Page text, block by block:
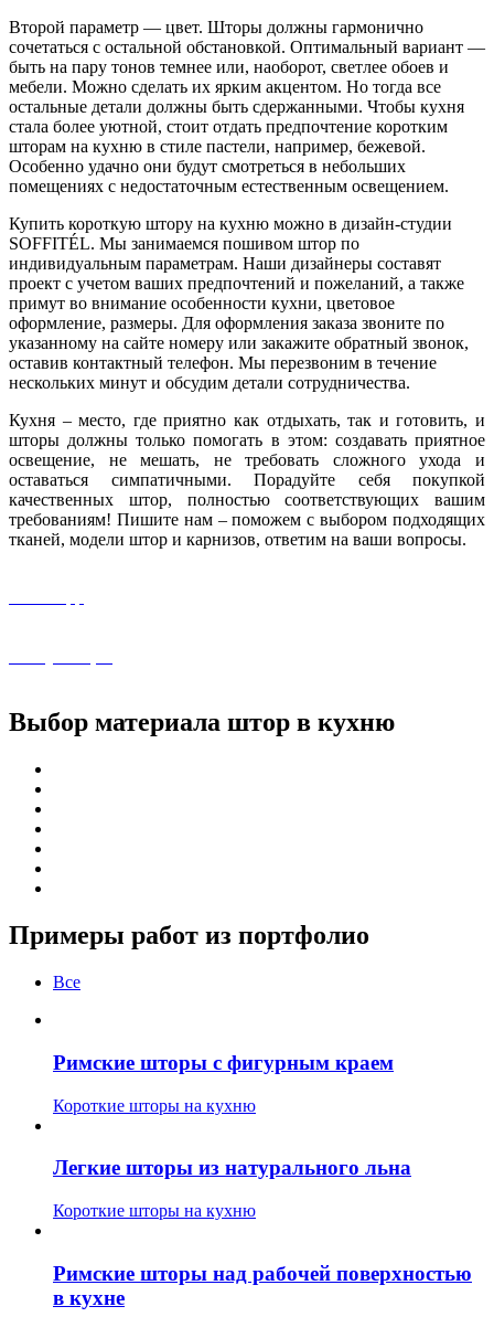
Второй параметр — цвет. Шторы должны гармонично
сочетаться с остальной обстановкой. Оптимальный вариант —
быть на пару тонов темнее или, наоборот, светлее обоев и
мебели. Можно сделать их ярким акцентом. Но тогда все
остальные детали должны быть сдержанными. Чтобы кухня
стала более уютной, стоит отдать предпочтение коротким
шторам на кухню в стиле пастели, например, бежевой.
Особенно удачно они будут смотреться в небольших
помещениях с недостаточным естественным освещением.
Купить короткую штору на кухню можно в дизайн-студии
SOFFITÉL. Мы занимаемся пошивом штор по
индивидуальным параметрам. Наши дизайнеры составят
проект с учетом ваших предпочтений и пожеланий, а также
примут во внимание особенности кухни, цветовое
оформление, размеры. Для оформления заказа звоните по
указанному на сайте номеру или закажите обратный звонок,
оставив контактный телефон. Мы перезвоним в течение
нескольких минут и обсудим детали сотрудничества.
Кухня – место, где приятно как отдыхать, так и готовить, и
шторы должны только помогать в этом: создавать приятное
освещение, не мешать, не требовать сложного ухода и
оставаться симпатичными. Порадуйте себя покупкой
качественных штор, полностью соответствующих вашим
требованиям! Пишите нам – поможем с выбором подходящих
тканей, модели штор и карнизов, ответим на ваши вопросы.
Выбор материала штор в кухню
Примеры работ из портфолио
Все
Римские шторы с фигурным краем
Короткие шторы на кухню
Легкие шторы из натурального льна
Короткие шторы на кухню
Римские шторы над рабочей поверхностью
в кухне